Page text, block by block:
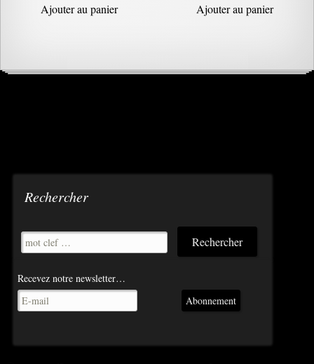
Ajouter au panier Ajouter au panier
Rechercher
Recevez notre newsletter…
Abonnement